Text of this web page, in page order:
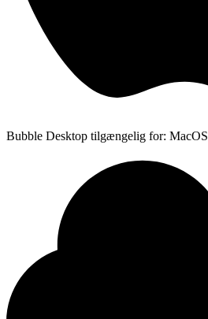
Bubble Desktop tilgængelig for: MacOS